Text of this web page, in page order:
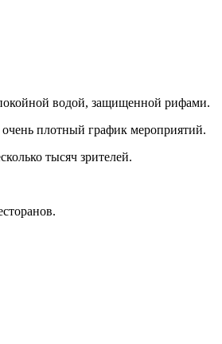
водой, защищенной рифами.
плотный график мероприятий.
тысяч зрителей.